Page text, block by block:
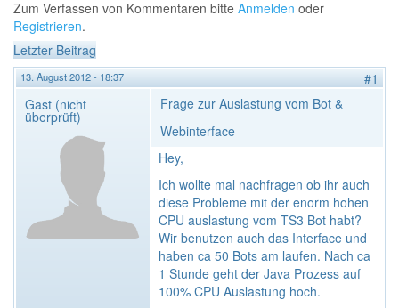
Zum Verfassen von Kommentaren bitte Anmelden oder
Registrieren.
Letzter Beitrag
13. August 2012 - 18:37
#1
Gast (nicht
überprüft)
Frage zur Auslastung vom Bot &
Webinterface
Hey,
Ich wollte mal nachfragen ob ihr auch
diese Probleme mit der enorm hohen
CPU auslastung vom TS3 Bot habt?
Wir benutzen auch das Interface und
haben ca 50 Bots am laufen. Nach ca
1 Stunde geht der Java Prozess auf
100% CPU Auslastung hoch.